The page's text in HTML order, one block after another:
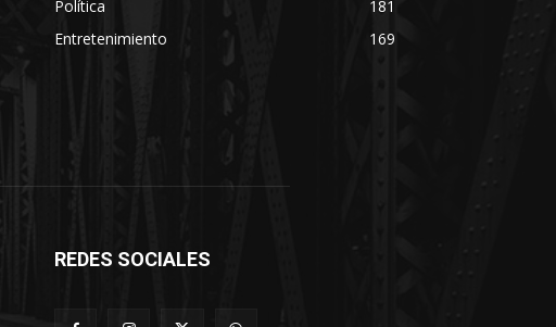
Política
181
Entretenimiento
169
REDES SOCIALES